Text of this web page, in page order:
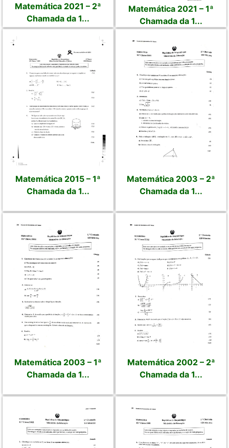
Matemática 2021 – 2ª
Chamada da 1...
Matemática 2021 – 1ª
Chamada da 1...
Matemática 2015 – 1ª
Chamada da 1...
Matemática 2003 – 2ª
Chamada da 1...
Matemática 2003 – 1ª
Chamada da 1...
Matemática 2002 – 2ª
Chamada da 1...